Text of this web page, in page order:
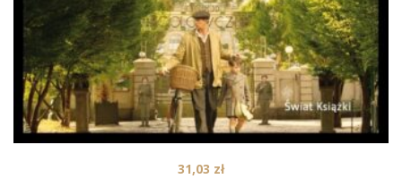
31,03 zł